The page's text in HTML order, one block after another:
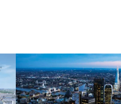
The Polka Theatre (Stop SW), 249 The Broadway, 伦敦, SW19 1SD, 英国
0.02米
West Barnes Level Crossing (Stop P), Burlington Road, 新莫尔登, KT3 4, 英国
0.03米
Trafalgar Court Stop F, 42 West Barnes Lane, 新莫尔登, KT3 4PP, 英国
0.02米